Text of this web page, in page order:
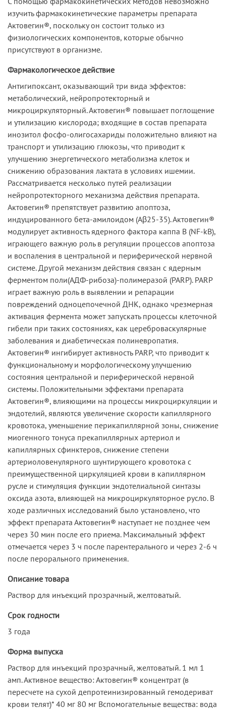
изучить фармакокинетические параметры препарата
Актовегин®, поскольку он состоит только из
физиологических компонентов, которые обычно
присутствуют в организме.
Фармакологическое действие
Антигипоксант, оказывающий три вида эффектов:
метаболический, нейропротекторный и
микроциркуляторный. Актовегин® повышает поглощение
и утилизацию кислорода; входящие в состав препарата
инозитол фосфо-олигосахариды положительно влияют на
транспорт и утилизацию глюкозы, что приводит к
улучшению энергетического метаболизма клеток и
снижению образования лактата в условиях ишемии.
Рассматривается несколько путей реализации
нейропротекторного механизма действия препарата.
Актовегин® препятствует развитию апоптоза,
индуцированного бета-амилоидом (Аβ25-35). Актовегин®
модулирует активность ядерного фактора каппа В (NF-kB),
играющего важную роль в регуляции процессов апоптоза
и воспаления в центральной и периферической нервной
системе. Другой механизм действия связан с ядерным
ферментом поли(АДФ-рибоза)-полимеразой (PARP). PARP
играет важную роль в выявлении и репарации
повреждений одноцепочечной ДНК, однако чрезмерная
активация фермента может запускать процессы клеточной
гибели при таких состояниях, как цереброваскулярные
заболевания и диабетическая полиневропатия.
Актовегин® ингибирует активность PARP, что приводит к
функциональному и морфологическому улучшению
состояния центральной и периферической нервной
системы. Положительными эффектами препарата
Актовегин®, влияющими на процессы микроциркуляции и
эндотелий, являются увеличение скорости капиллярного
кровотока, уменьшение перикапиллярной зоны, снижение
миогенного тонуса прекапиллярных артериол и
капиллярных сфинктеров, снижение степени
артериоловенулярного шунтирующего кровотока с
преимущественной циркуляцией крови в капиллярном
русле и стимуляция функции эндотелиальной синтазы
оксида азота, влияющей на микроциркуляторное русло. В
ходе различных исследований было установлено, что
эффект препарата Актовегин® наступает не позднее чем
через 30 мин после его приема. Максимальный эффект
отмечается через 3 ч после парентерального и через 2-6 ч
после перорального применения.
Описание товара
Раствор для инъекций прозрачный, желтоватый.
Срок годности
3 года
Форма выпуска
Раствор для инъекций прозрачный, желтоватый. 1 мл 1
амп. Активное вещество: Актовегин® концентрат (в
пересчете на сухой депротеинизированный гемодериват
крови телят)* 40 мг 80 мг Вспомогательные вещества: вода